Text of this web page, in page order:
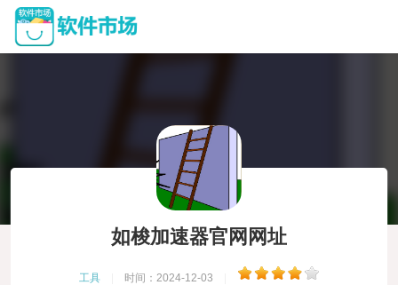
如梭加速器官网网址
工具 时间：2024-12-03